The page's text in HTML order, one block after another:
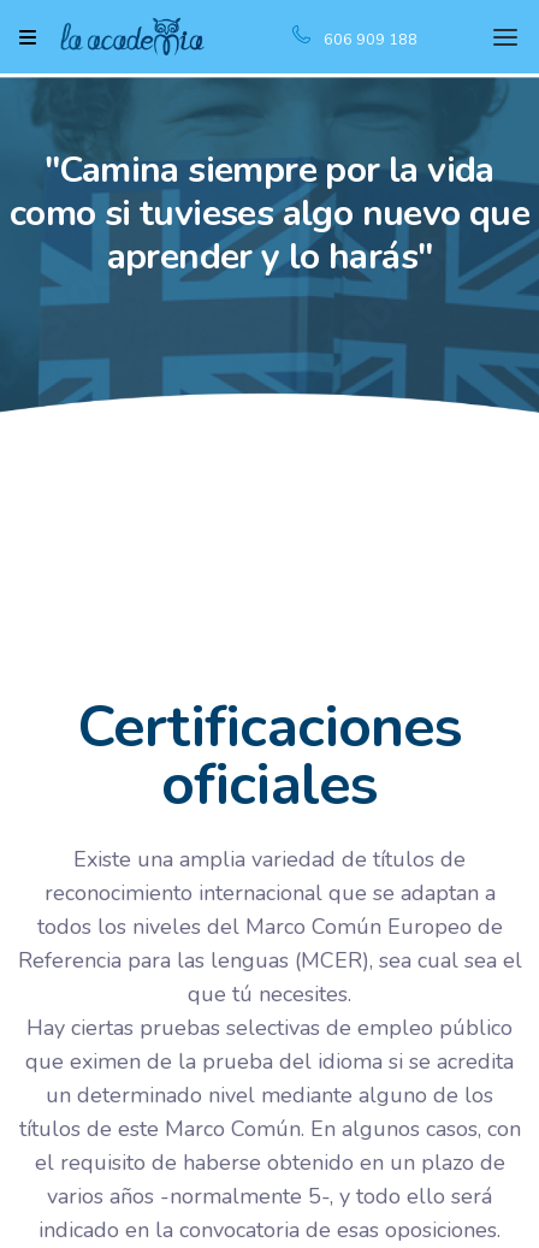
606 909 188
"Camina siempre por la vida
como si tuvieses algo nuevo que
aprender y lo harás"
Certificaciones
oficiales
Existe una amplia variedad de títulos de
reconocimiento internacional que se adaptan a
todos los niveles del Marco Común Europeo de
Referencia para las lenguas (MCER), sea cual sea el
que tú necesites.
Hay ciertas pruebas selectivas de empleo público
que eximen de la prueba del idioma si se acredita
un determinado nivel mediante alguno de los
títulos de este Marco Común. En algunos casos, con
el requisito de haberse obtenido en un plazo de
varios años -normalmente 5-, y todo ello será
indicado en la convocatoria de esas oposiciones.